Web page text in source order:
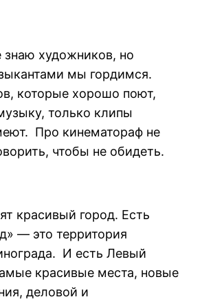
знаю художников, но
мы гордимся.
которые хорошо поют,
только клипы
Про кинематораф не
чтобы не обидеть.
красивый город. Есть
— это территория
И есть Левый
красивые места, новые
деловой и